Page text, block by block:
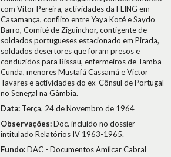
com Vitor Pereira, actividades da FLING em
Casamança, conflito entre Yaya Koté e Saydo
Barro, Comité de Ziguinchor, contigente de
soldados portugueses estacionado em Pirada,
soldados desertores que foram presos e
conduzidos para Bissau, enfermeiros de Tamba
Cunda, menores Mustafá Cassamá e Victor
Tavares e actividades do ex-Cônsul de Portugal
no Senegal na Gâmbia.
Data: Terça, 24 de Novembro de 1964
Observações:Doc. incluído no dossier
intitulado Relatórios IV 1963-1965.
Fundo:DAC - Documentos Amílcar Cabral